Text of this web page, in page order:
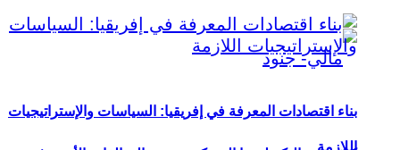
بناء اقتصادات المعرفة في إفريقيا: السياسات والإستراتيجيات
اللازمة